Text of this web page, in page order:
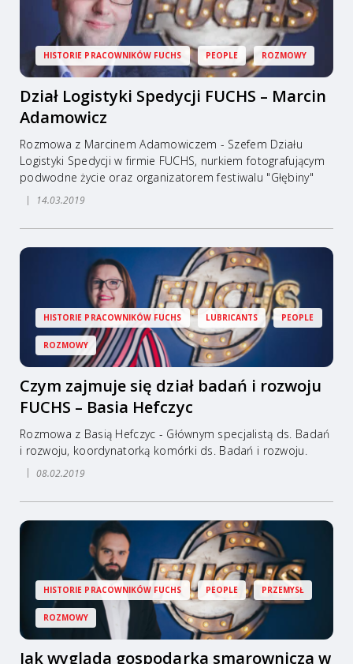
HISTORIE PRACOWNIKÓW FUCHS PEOPLE ROZMOWY
Dział Logistyki Spedycji FUCHS – Marcin
Adamowicz
Rozmowa z Marcinem Adamowiczem - Szefem Działu
Logistyki Spedycji w firmie FUCHS, nurkiem fotografującym
podwodne życie oraz organizatorem festiwalu "Głębiny"
14.03.2019
HISTORIE PRACOWNIKÓW FUCHS LUBRICANTS PEOPLE
ROZMOWY
Czym zajmuje się dział badań i rozwoju
FUCHS – Basia Hefczyc
Rozmowa z Basią Hefczyc - Głównym specjalistą ds. Badań
i rozwoju, koordynatorką komórki ds. Badań i rozwoju.
08.02.2019
HISTORIE PRACOWNIKÓW FUCHS PEOPLE PRZEMYSŁ
ROZMOWY
Jak wygląda gospodarka smarownicza w